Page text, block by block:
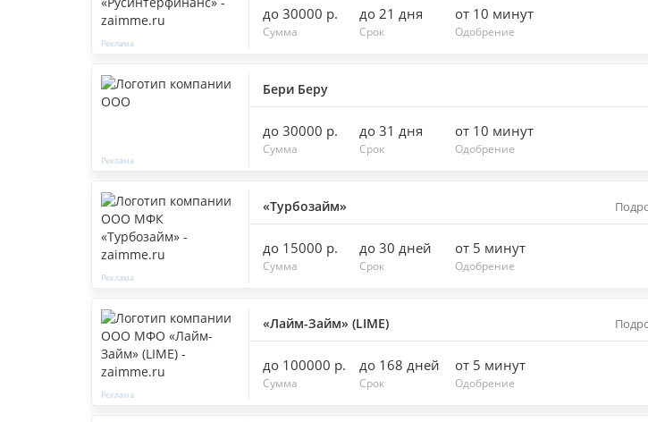
до 30000 р.
Сумма
до 21 дня
Срок
от 10 минут
Одобрение
Бери Беру
до 30000 р.
Сумма
до 31 дня
Срок
от 10 минут
Одобрение
«Турбозайм»
до 15000 р.
Сумма
до 30 дней
Срок
от 5 минут
Одобрение
«Лайм-Займ» (LIME)
до 100000 р.
Сумма
до 168 дней
Срок
от 5 минут
Одобрение